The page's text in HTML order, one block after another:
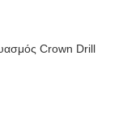
Crown Drill